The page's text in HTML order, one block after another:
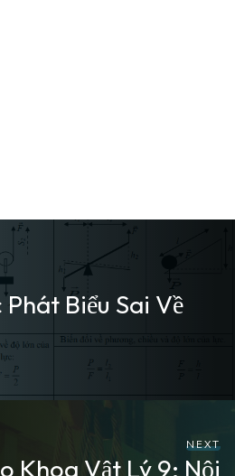
Biểu Sai Về
NEXT
Khoa Vật Lý 9: Nội